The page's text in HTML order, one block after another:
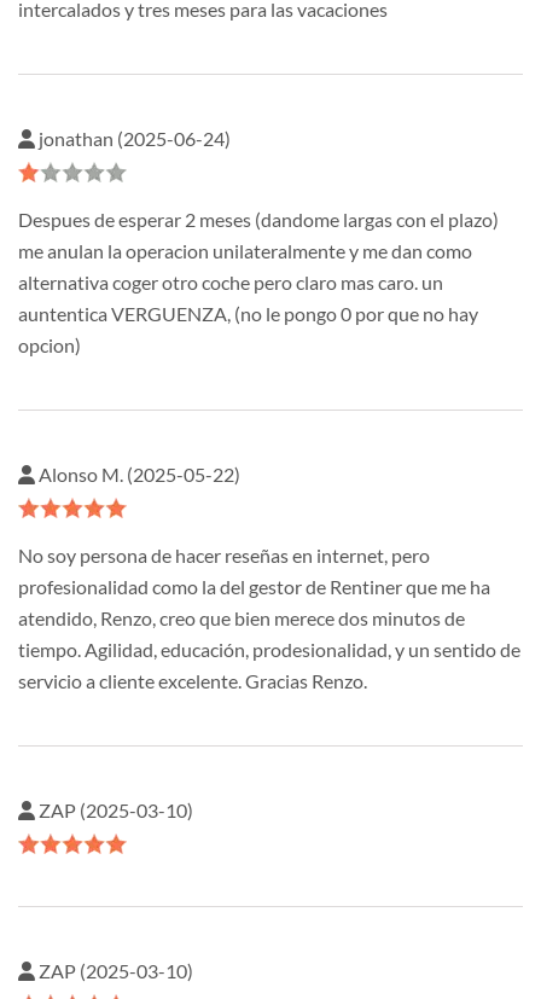
intercalados y tres meses para las vacaciones
jonathan (2025-06-24)
Despues de esperar 2 meses (dandome largas con el plazo)
me anulan la operacion unilateralmente y me dan como
alternativa coger otro coche pero claro mas caro. un
auntentica VERGUENZA, (no le pongo 0 por que no hay
opcion)
Alonso M. (2025-05-22)
No soy persona de hacer reseñas en internet, pero
profesionalidad como la del gestor de Rentiner que me ha
atendido, Renzo, creo que bien merece dos minutos de
tiempo. Agilidad, educación, prodesionalidad, y un sentido de
servicio a cliente excelente. Gracias Renzo.
ZAP (2025-03-10)
ZAP (2025-03-10)